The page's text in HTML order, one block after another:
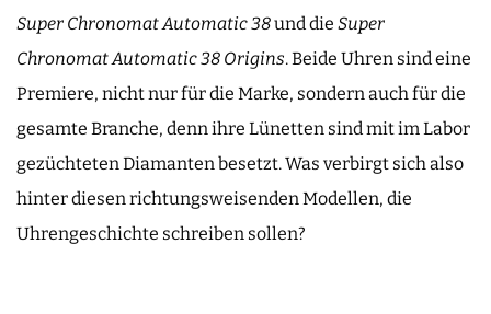
Super Chronomat Automatic 38und die Super
Chronomat Automatic 38 Origins. Beide Uhren sind eine
Premiere, nicht nur für die Marke, sondern auch für die
gesamte Branche, denn ihre Lünetten sind mit im Labor
gezüchteten Diamanten besetzt. Was verbirgt sich also
hinter diesen richtungsweisenden Modellen, die
Uhrengeschichte schreiben sollen?